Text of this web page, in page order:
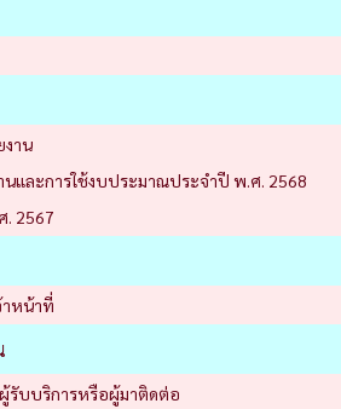
าน
นและการใช้งบประมาณประจำปี พ.ศ. 2568
. 2567
าหน้าที่
รับบริการหรือผู้มาติดต่อ